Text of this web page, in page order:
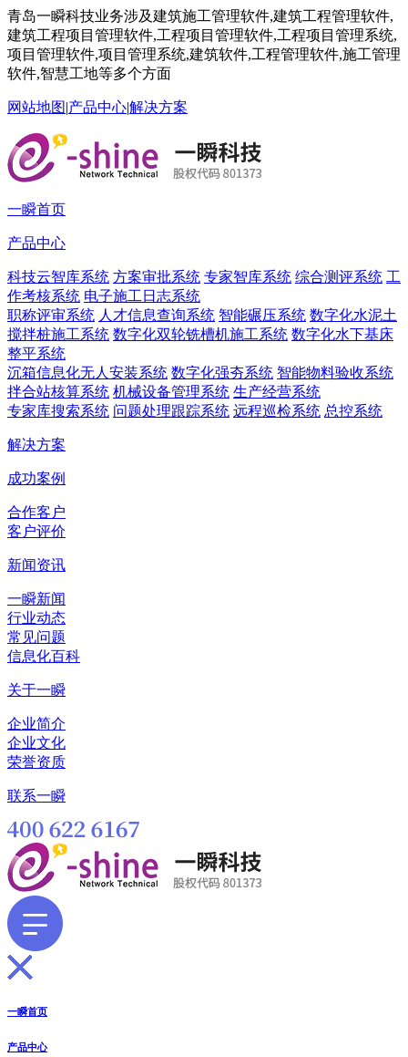
青岛一瞬科技业务涉及建筑施工管理软件,建筑工程管理软件,
建筑工程项目管理软件,工程项目管理软件,工程项目管理系统,
项目管理软件,项目管理系统,建筑软件,工程管理软件,施工管理
软件,智慧工地等多个方面
网站地图|产品中心|解决方案
一瞬首页
产品中心
科技云智库系统 方案审批系统 专家智库系统 综合测评系统 工
作考核系统 电子施工日志系统
职称评审系统 人才信息查询系统 智能碾压系统 数字化水泥土
搅拌桩施工系统 数字化双轮铣槽机施工系统 数字化水下基床
整平系统
沉箱信息化无人安装系统 数字化强夯系统 智能物料验收系统
拌合站核算系统 机械设备管理系统 生产经营系统
专家库搜索系统 问题处理跟踪系统 远程巡检系统 总控系统
解决方案
成功案例
合作客户
客户评价
新闻资讯
一瞬新闻
行业动态
常见问题
信息化百科
关于一瞬
企业简介
企业文化
荣誉资质
联系一瞬
一瞬首页
产品中心